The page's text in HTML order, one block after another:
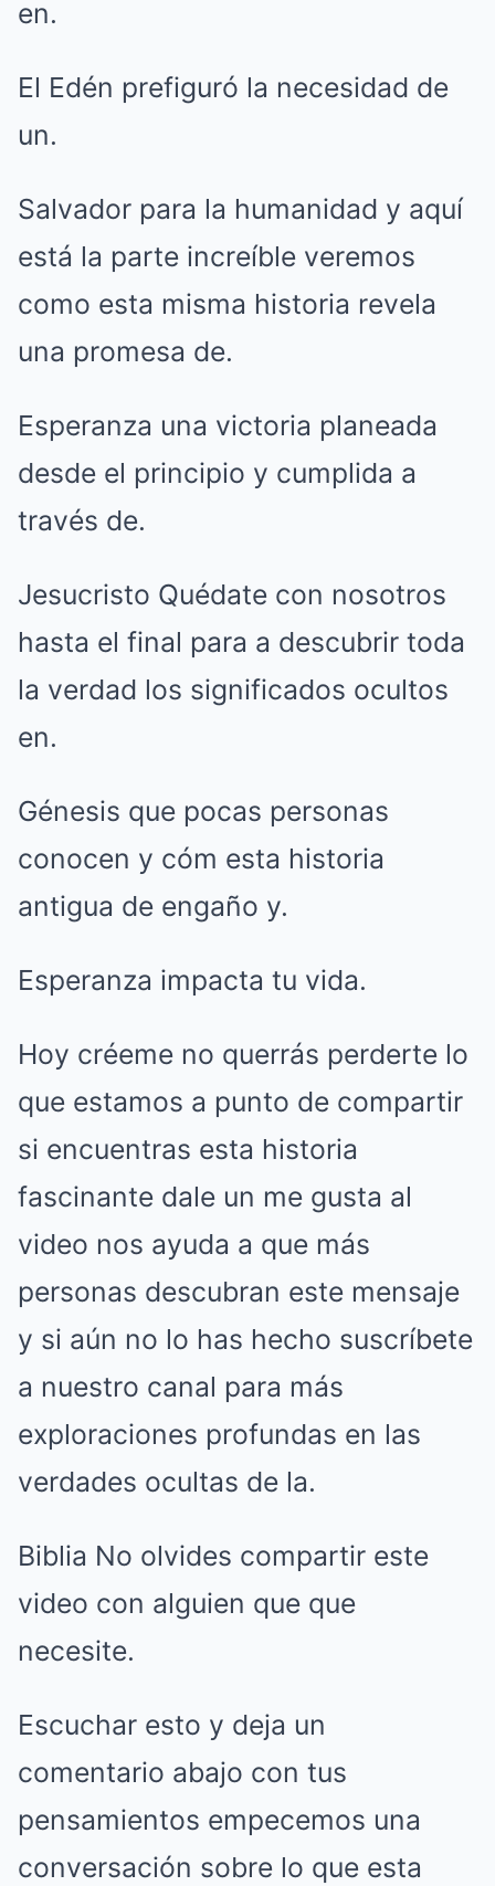
en.
El Edén prefiguró la necesidad de
un.
Salvador para la humanidad y aquí
está la parte increíble veremos
como esta misma historia revela
una promesa de.
Esperanza una victoria planeada
desde el principio y cumplida a
través de.
Jesucristo Quédate con nosotros
hasta el final para a descubrir toda
la verdad los significados ocultos
en.
Génesis que pocas personas
conocen y cóm esta historia
antigua de engaño y.
Esperanza impacta tu vida.
Hoy créeme no querrás perderte lo
que estamos a punto de compartir
si encuentras esta historia
fascinante dale un me gusta al
video nos ayuda a que más
personas descubran este mensaje
y si aún no lo has hecho suscríbete
a nuestro canal para más
exploraciones profundas en las
verdades ocultas de la.
Biblia No olvides compartir este
video con alguien que que
necesite.
Escuchar esto y deja un
comentario abajo con tus
pensamientos empecemos una
conversación sobre lo que esta